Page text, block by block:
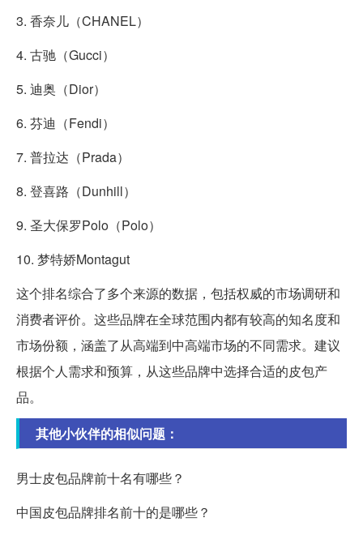
3. 香奈儿（CHANEL）
4. 古驰（Gucci）
5. 迪奥（Dior）
6. 芬迪（Fendi）
7. 普拉达（Prada）
8. 登喜路（Dunhill）
9. 圣大保罗Polo（Polo）
10. 梦特娇Montagut
这个排名综合了多个来源的数据，包括权威的市场调研和
消费者评价。这些品牌在全球范围内都有较高的知名度和
市场份额，涵盖了从高端到中高端市场的不同需求。建议
根据个人需求和预算，从这些品牌中选择合适的皮包产
品。
其他小伙伴的相似问题：
男士皮包品牌前十名有哪些？
中国皮包品牌排名前十的是哪些？